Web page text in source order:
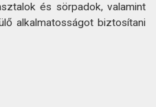
és sörpadok, valamint
alkalmatosságot biztosítani